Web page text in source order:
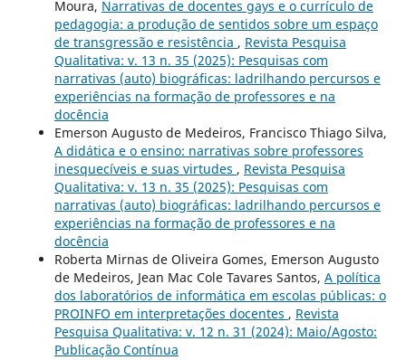
Moura, Narrativas de docentes gays e o currículo de
pedagogia: a produção de sentidos sobre um espaço
de transgressão e resistência , Revista Pesquisa
Qualitativa: v. 13 n. 35 (2025): Pesquisas com
narrativas (auto) biográficas: ladrilhando percursos e
experiências na formação de professores e na
docência
Emerson Augusto de Medeiros, Francisco Thiago Silva,
A didática e o ensino: narrativas sobre professores
inesquecíveis e suas virtudes , Revista Pesquisa
Qualitativa: v. 13 n. 35 (2025): Pesquisas com
narrativas (auto) biográficas: ladrilhando percursos e
experiências na formação de professores e na
docência
Roberta Mirnas de Oliveira Gomes, Emerson Augusto
de Medeiros, Jean Mac Cole Tavares Santos, A política
dos laboratórios de informática em escolas públicas: o
PROINFO em interpretações docentes , Revista
Pesquisa Qualitativa: v. 12 n. 31 (2024): Maio/Agosto:
Publicação Contínua